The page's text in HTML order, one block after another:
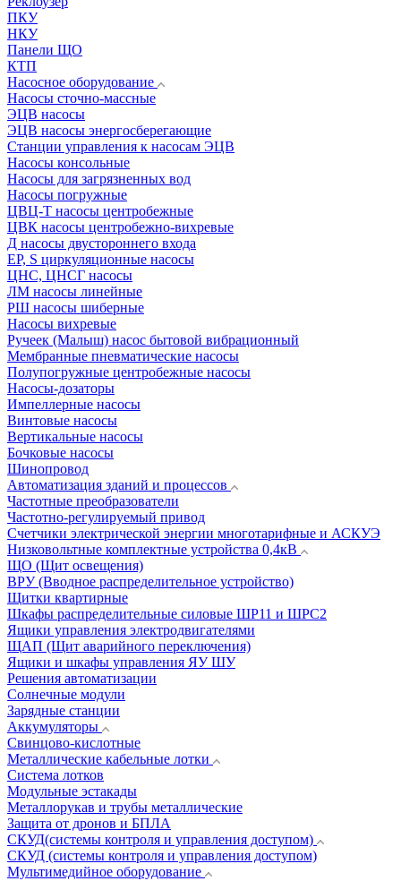
ПКУ
НКУ
Панели ЩО
КТП
Насосное оборудование
Насосы сточно-массные
ЭЦВ насосы
ЭЦВ насосы энергосберегающие
Станции управления к насосам ЭЦВ
Насосы консольные
Насосы для загрязненных вод
Насосы погружные
ЦВЦ-Т насосы центробежные
ЦВК насосы центробежно-вихревые
Д насосы двустороннего входа
EP, S циркуляционные насосы
ЦНС, ЦНСГ насосы
ЛМ насосы линейные
РШ насосы шиберные
Насосы вихревые
Ручеек (Малыш) насос бытовой вибрационный
Мембранные пневматические насосы
Полупогружные центробежные насосы
Насосы-дозаторы
Импеллерные насосы
Винтовые насосы
Вертикальные насосы
Бочковые насосы
Шинопровод
Автоматизация зданий и процессов
Частотные преобразователи
Частотно-регулируемый привод
Счетчики электрической энергии многотарифные и АСКУЭ
Низковольтные комплектные устройства 0,4кВ
ЩО (Щит освещения)
ВРУ (Вводное распределительное устройство)
Щитки квартирные
Шкафы распределительные силовые ШР11 и ШРС2
Ящики управления электродвигателями
ЩАП (Щит аварийного переключения)
Ящики и шкафы управления ЯУ ШУ
Решения автоматизации
Солнечные модули
Зарядные станции
Аккумуляторы
Свинцово-кислотные
Металлические кабельные лотки
Система лотков
Модульные эстакады
Металлорукав и трубы металлические
Защита от дронов и БПЛА
СКУД(системы контроля и управления доступом)
СКУД (системы контроля и управления доступом)
Мультимедийное оборудование